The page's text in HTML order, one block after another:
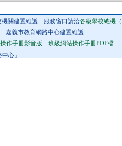
機關建置維護 服務窗口請洽各級學校總機
嘉義市教育網路中心建置維護
作手冊影音版
班級網站操作手冊PDF檔
心』